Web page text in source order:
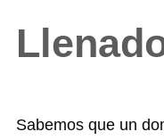
Sabemos que un